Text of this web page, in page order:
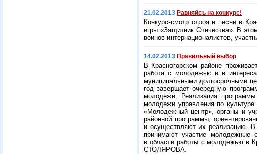
21.02.2013 Равняйсь на конкурс!
Конкурс-смотр строя и песни в
игры «Защитник Отечества». В
воинов-интернационалистов,
14.02.2013 Правильный выбор
В Красногорском районе
работа с молодежью и в
муниципальными долгосрочными
год завершает очередную
молодежи. Реализация
молодежи управления по
«Молодежный центр», органы и
районной программы,
и осуществляют их реализацию. В
принимают участие молодежные
в области работы с молодежью в
СТОЛЯРОВА.